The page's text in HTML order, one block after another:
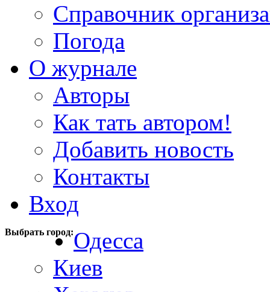
Справочник
Погода
О журнале
Авторы
Как тать автором!
Добавить новость
Контакты
Вход
Выбрать город:Одесса
Киев